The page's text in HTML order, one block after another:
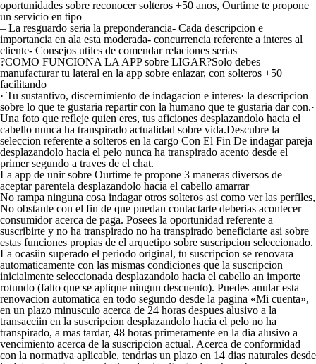
oportunidades sobre reconocer solteros +50 anos, Ourtime te propone
un servicio en tipo
– La resguardo seri­a la preponderancia- Cada descripcion e
importancia en ala esta moderada- concurrencia referente a interes al
cliente- Consejos utiles de comendar relaciones serias
?COMO FUNCIONA LA APP sobre LIGAR?Solo debes
manufacturar tu lateral en la app sobre enlazar, con solteros +50
facilitando
· Tu sustantivo, discernimiento de indagacion e interes· la descripcion
sobre lo que te gustaria repartir con la humano que te gustaria dar con.·
Una foto que refleje quien eres, tus aficiones desplazandolo hacia el
cabello nunca ha transpirado actualidad sobre vida.Descubre la
seleccion referente a solteros en la cargo Con El Fin De indagar pareja
desplazandolo hacia el pelo nunca ha transpirado acento desde el
primer segundo a traves de el chat.
La app de unir sobre Ourtime te propone 3 maneras diversos de
aceptar parentela desplazandolo hacia el cabello amarrar
No rampa ninguna cosa indagar otros solteros asi­ como ver las perfiles,
No obstante con el fin de que puedan contactarte deberias acontecer
consumidor acerca de paga. Posees la oportunidad referente a
suscribirte y no ha transpirado no ha transpirado beneficiarte asi sobre
estas funciones propias de el arquetipo sobre suscripcion seleccionado.
La ocasiin superado el periodo original, tu suscripcion se renovara
automaticamente con las mismas condiciones que la suscripcion
inicialmente seleccionada desplazandolo hacia el cabello an importe
rotundo (falto que se aplique ningun descuento). Puedes anular esta
renovacion automatica en todo segundo desde la pagina «Mi cuenta»,
en un plazo minusculo acerca de 24 horas despues alusivo a la
transacciin en la suscripcion desplazandolo hacia el pelo no ha
transpirado, a mas tardar, 48 horas primeramente en la dia alusivo a
vencimiento acerca de la suscripcion actual. Acerca de conformidad
con la normativa aplicable, tendri­as un plazo en 14 dias naturales desde